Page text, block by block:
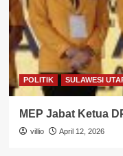
POLITIK SULAWESI
MEP Jabat Ketua
villio April 12, 2026